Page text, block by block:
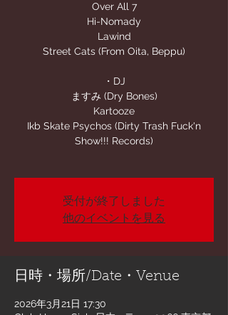
Over All 7
Hi-Nomady
Lawind
Street Cats (From Oita, Beppu)
・DJ
ますみ (Dry Bones)
Kartooze
Ikb Skate Psychos (Dirty Trash Fuck'n
Show!!! Records)
受付が終了しました
他のイベントを見る
日時・場所/Date・Venue
2026年3月21日 17:30